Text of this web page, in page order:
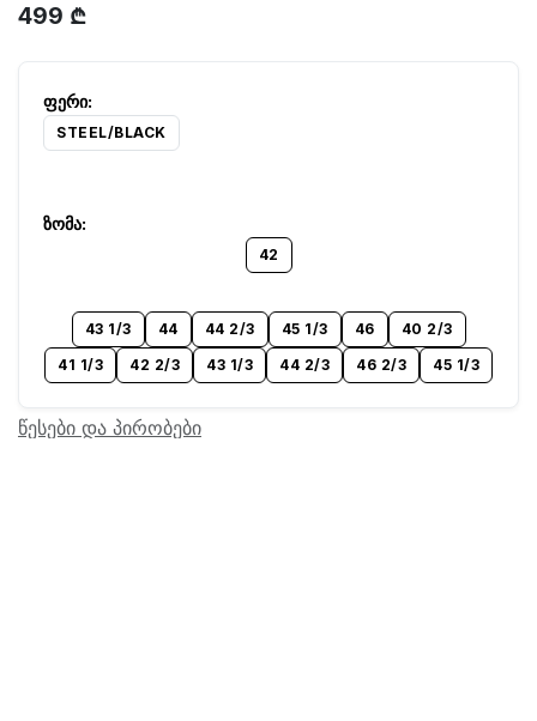
499 ₾
STEEL/BLACK
42
43 1/3 44 44 2/3 45 1/3 46
40 2/3
41 1/3
42 2/3 43 1/3 44 2/3 46 2/3 45 1/3
წესები და პირობები